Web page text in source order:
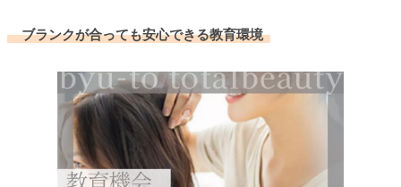
ブランクが合っても安心できる教育環境